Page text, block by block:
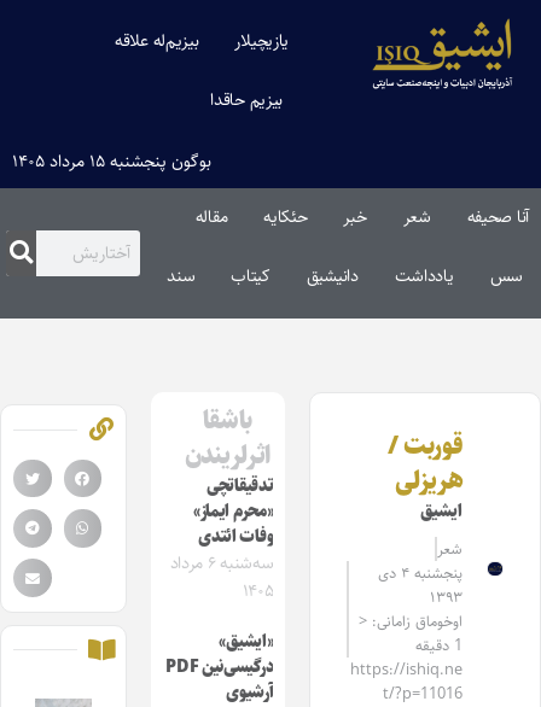
یازیچیلار بیزیم‌له علاقه
بیزیم حاقدا
بوگون پنجشنبه ۱۵ مرداد ۱۴۰۵
آنا صحیفه شعر خبر حئکایه مقاله‌
سس یادداشت دانیشیق کیتاب سند
قوربت /
هریزلی
ایشیق
شعر
پنجشنبه ۴ دی
۱۳۹۳
اوخوماق زامانی: <
1 دقیقه
https://ishiq.ne
t/?p=11016
باشقا
اثرلریندن
تدقیقاتچی
«محرم ایماز»
وفات ائتدی
سه‌شنبه ۶ مرداد
۱۴۰۵
«ایشیق»
درگیسی‌نین PDF
آرشیوی